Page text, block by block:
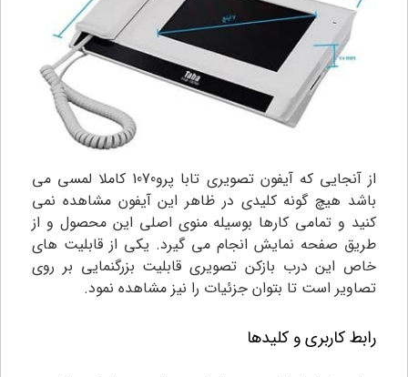
از آنجایی که آیفون تصویری تابا پرو1070 کاملا لمسی می
باشد هیچ گونه کلیدی در ظاهر این آیفون مشاهده نمی
کنید و تمامی کارها بوسیله منوی اصلی این محصول و از
طریق صفحه نمایش انجام می گیرد. یکی از قابلیت های
خاص این درب بازکن تصویری قابلیت بزرگنمایی بر روی
تصاویر است تا بتوان جزئیات را نیز مشاهده نمود.
رابط کاربری و کلیدها